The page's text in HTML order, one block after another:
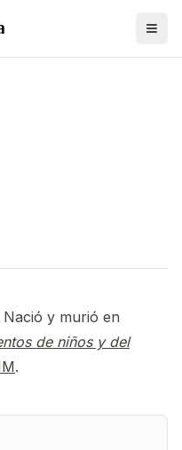
y murió en
de niños y del
.